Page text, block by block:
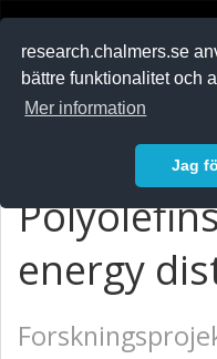
research.chalmers.se
bättre funktionalitet och
Mer information
Jag
energy